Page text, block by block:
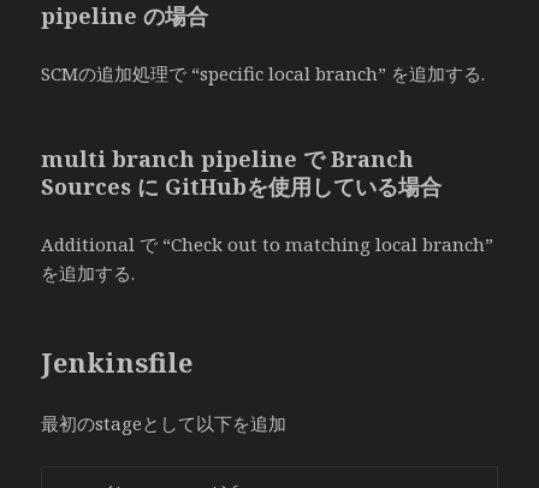
pipeline の場合
SCMの追加処理で “specific local branch” を追加する.
multi branch pipeline で Branch
Sources に GitHubを使用している場合
Additional で “Check out to matching local branch”
を追加する.
Jenkinsfile
最初のstageとして以下を追加